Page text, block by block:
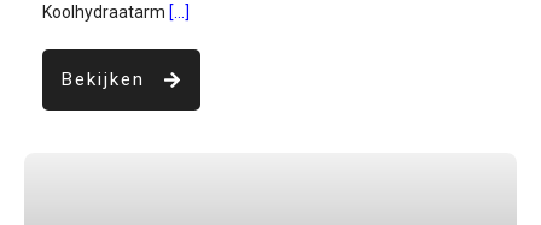
Koolhydraatarm [...]
Bekijken